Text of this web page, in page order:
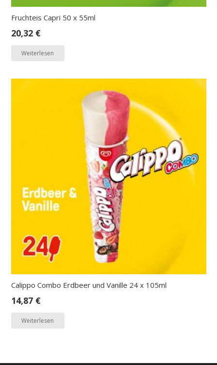
Fruchteis Capri 50 x 55ml
20,32 €
Weiterlesen
Calippo Combo Erdbeer und Vanille 24 x 105ml
14,87 €
Weiterlesen